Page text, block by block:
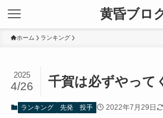
黄昏ブロ
ホーム ランキング
千賀は必ずやって
2025
4/26
ランキング 先発 投手 2022年7月29日